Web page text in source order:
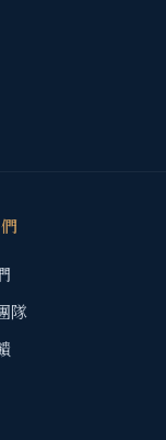
隊